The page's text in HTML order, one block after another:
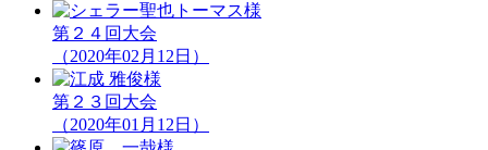
第２４回大会
（2020年02月12日）
第２３回大会
（2020年01月12日）